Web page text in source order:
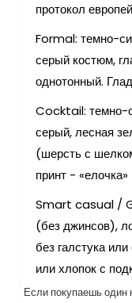
протокол
Formal: темно-
серый костюм,
однотонный.
Cocktail: темно-
серый, лесная
(шерсть с
принт -
Smart casual /
(без джинсов),
без галстука
или хлопок с
Если покупаешь один